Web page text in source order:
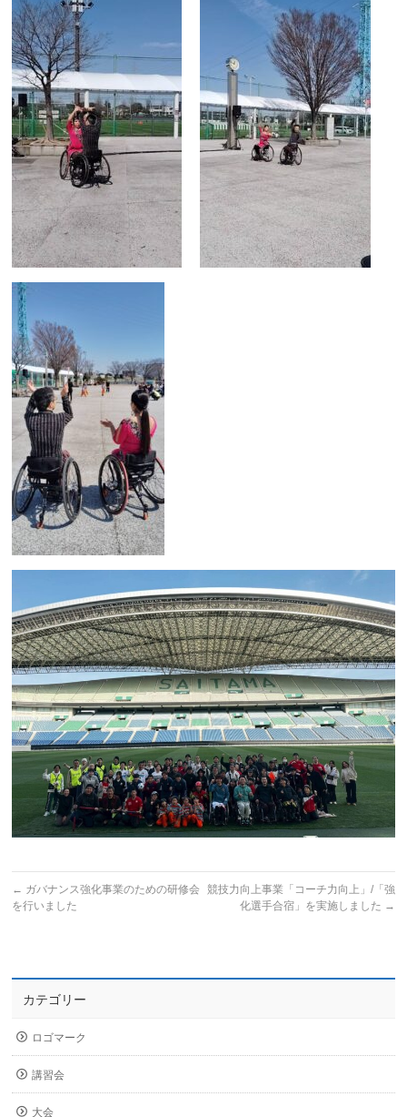
← ガバナンス強化事業のための研修会
を行いました
競技力向上事業「コーチ力向上」/「強
化選手合宿」を実施しました →
カテゴリー
ロゴマーク
講習会
大会